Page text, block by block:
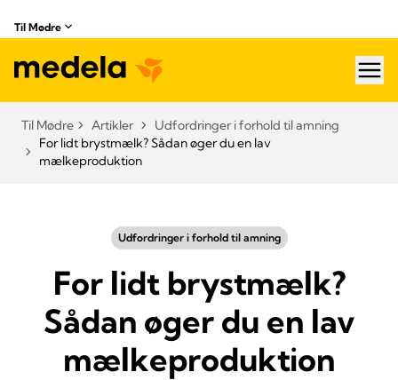
Til Mødre
Til Mødre Artikler
Udfordringer i forhold til amning
For lidt brystmælk? Sådan øger du en lav
mælkeproduktion
Udfordringer i forhold til amning
For lidt brystmælk?
Sådan øger du en lav
mælkeproduktion